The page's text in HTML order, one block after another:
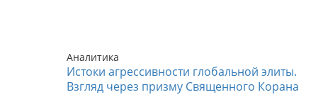
Аналитика
Истоки агрессивности глобальной элиты.
Взгляд через призму Священного Корана